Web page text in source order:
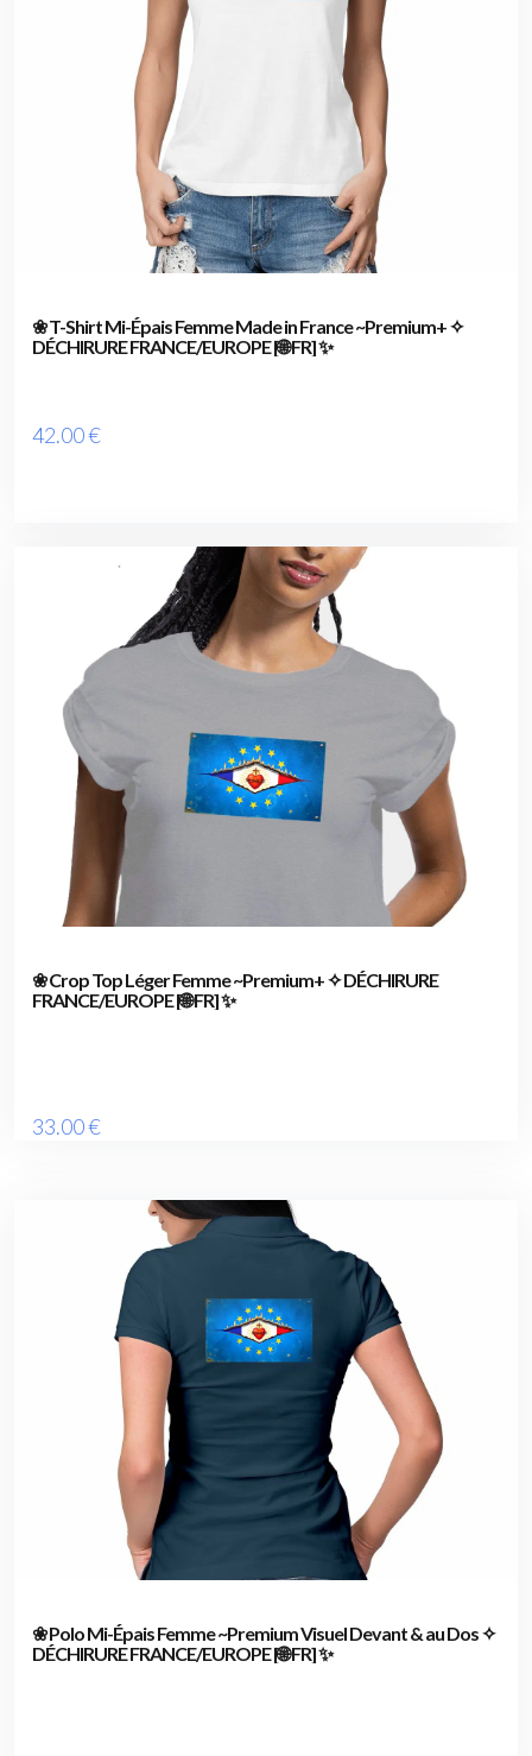
❀ T-Shirt Mi-Épais Femme Made in France ~Premium+ ✧
DÉCHIRURE FRANCE/EUROPE [🌐 FR] ✨
42.00€
❀ Crop Top Léger Femme ~Premium+ ✧ DÉCHIRURE
FRANCE/EUROPE [🌐 FR] ✨
33.00€
❀ Polo Mi-Épais Femme ~Premium Visuel Devant & au Dos ✧
DÉCHIRURE FRANCE/EUROPE [🌐 FR] ✨